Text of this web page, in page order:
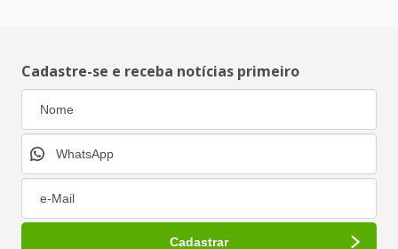
Cadastre-se e receba notícias primeiro